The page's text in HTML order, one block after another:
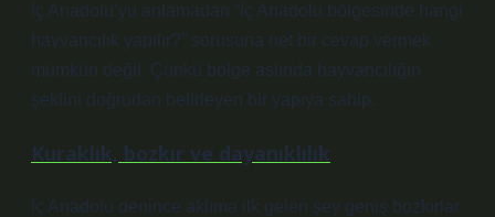
İç Anadolu’yu anlamadan “İç Anadolu bölgesinde hangi
hayvancılık yapılır?” sorusuna net bir cevap vermek
mümkün değil. Çünkü bölge aslında hayvancılığın
şeklini doğrudan belirleyen bir yapıya sahip.
Kuraklık, bozkır ve dayanıklılık
İç Anadolu denince aklıma ilk gelen şey geniş bozkırlar